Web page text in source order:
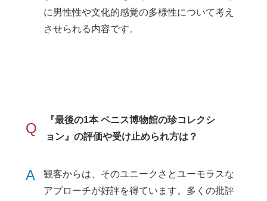
に男性性や文化的感覚の多様性について考え
させられる内容です。
Q
『最後の1本 ペニス博物館の珍コレクシ
ョン』の評価や受け止められ方は？
A
観客からは、そのユニークさとユーモラスな
アプローチが好評を得ています。多くの批評